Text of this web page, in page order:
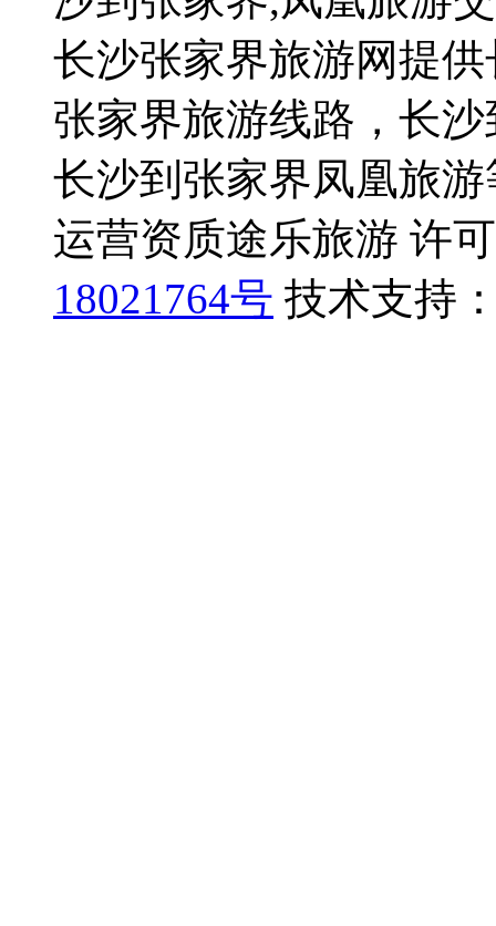
长沙张家界旅游网提
张家界旅游线路，长
长沙到张家界凤凰旅
运营资质途乐旅游 许
18021764号 技术支持